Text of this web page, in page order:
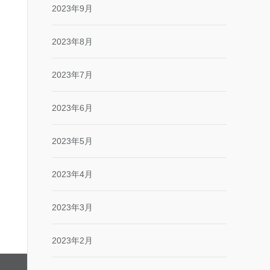
2023年9月
2023年8月
2023年7月
2023年6月
2023年5月
2023年4月
2023年3月
2023年2月